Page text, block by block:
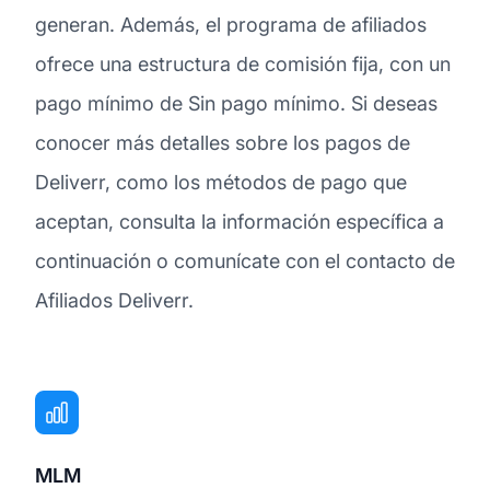
generan. Además, el programa de afiliados
ofrece una estructura de comisión fija, con un
pago mínimo de Sin pago mínimo. Si deseas
conocer más detalles sobre los pagos de
Deliverr, como los métodos de pago que
aceptan, consulta la información específica a
continuación o comunícate con el contacto de
Afiliados Deliverr.
MLM